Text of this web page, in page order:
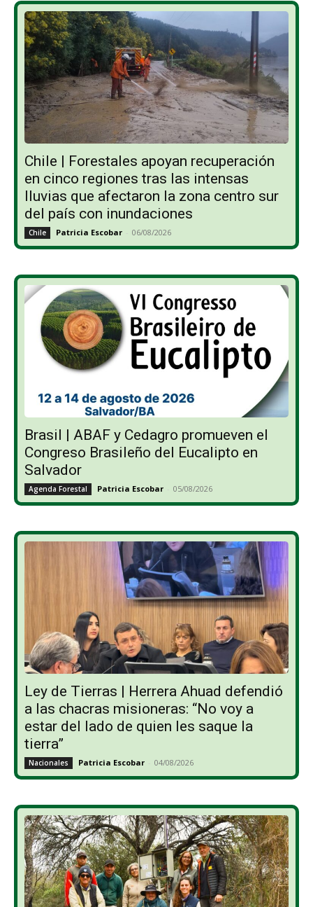
Chile | Forestales apoyan recuperación
en cinco regiones tras las intensas
lluvias que afectaron la zona centro sur
del país con inundaciones
Chile Patricia Escobar - 06/08/2026
Brasil | ABAF y Cedagro promueven el
Congreso Brasileño del Eucalipto en
Salvador
Agenda Forestal Patricia Escobar - 05/08/2026
Ley de Tierras | Herrera Ahuad defendió
a las chacras misioneras: “No voy a
estar del lado de quien les saque la
tierra”
Nacionales Patricia Escobar - 04/08/2026